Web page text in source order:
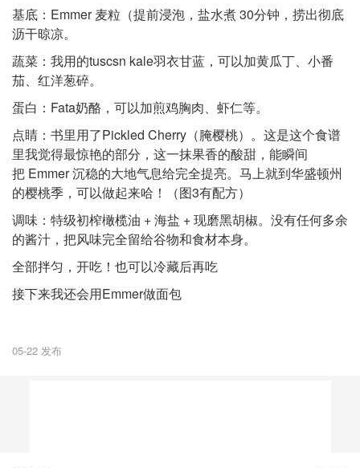
基底：Emmer 麦粒（提前浸泡，盐水煮 30分钟，捞出彻底
沥干晾凉。
蔬菜：我用的tuscsn kale羽衣甘蓝，可以加黄瓜丁、小番
茄、红洋葱碎。
蛋白：Fata奶酪，可以加煎鸡胸肉、虾仁等。
点睛：书里用了Pickled Cherry（腌樱桃）。这是这个食谱
里我觉得最惊艳的部分，这一抹果香的酸甜，能瞬间
把 Emmer 沉稳的大地气息给完全提亮。马上就到华盛顿州
的樱桃季，可以做起来哈！（图3有配方）
调味：特级初榨橄榄油 + 海盐 + 现磨黑胡椒。没有任何多余
的酱汁，把风味完全留给谷物和食材本身。
全部拌匀，开吃！也可以冷藏后再吃
接下来我还会用Emmer做面包
05-22 发布